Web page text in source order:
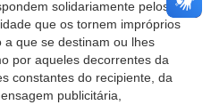
solidariamente pelos
que os tornem impróprios
que se destinam ou lhes
por aqueles decorrentes da
constantes do recipiente, da
publicitária,